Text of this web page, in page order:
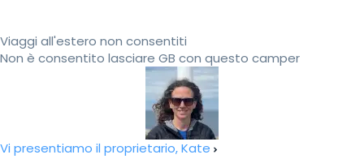
Viaggi all'estero non consentiti
Non è consentito lasciare GB con questo camper
Vi presentiamo il proprietario, Kate